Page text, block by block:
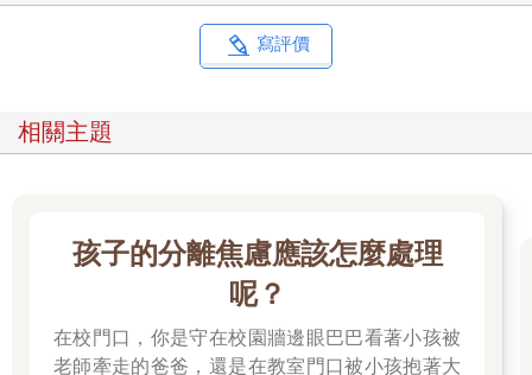
寫評價
相關主題
孩子的分離焦慮應該怎麼處理
呢？
在校門口，你是守在校園牆邊眼巴巴看著小孩被
老師牽走的爸爸，還是在教室門口被小孩抱著大